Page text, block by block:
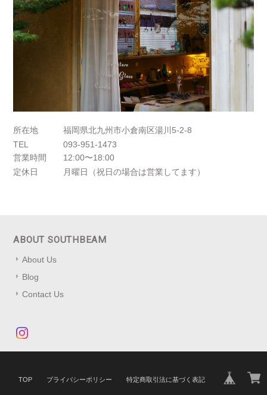
所在地
福岡県北九州市小倉南区湯川5-2-8
TEL
093-951-1473
営業時間
12:00〜18:00
定休日
月曜日（祝日の場合は営業してます）
ABOUT SOUTHBEAM
About Us
Blog
Contact Us
TOP プライバシーポリシー 特定商取引法に基づく表記